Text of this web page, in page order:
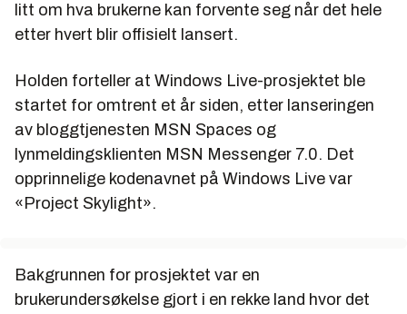
litt om hva brukerne kan forvente seg når det hele
etter hvert blir offisielt lansert.
Holden forteller at Windows Live-prosjektet ble
startet for omtrent et år siden, etter lanseringen
av bloggtjenesten MSN Spaces og
lynmeldingsklienten MSN Messenger 7.0. Det
opprinnelige kodenavnet på Windows Live var
«Project Skylight».
Bakgrunnen for prosjektet var en
brukerundersøkelse gjort i en rekke land hvor det